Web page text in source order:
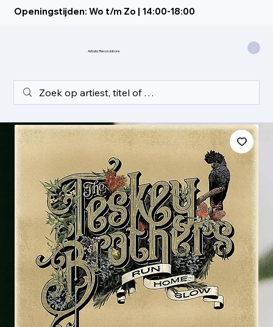
Openingstijden: Wo t/m Zo | 14:00-18:00
Artistic Recordstore